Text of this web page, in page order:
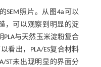
的SEM照片。从 图4a可以
，可以观察到明显的淀
与天然玉米淀粉复合
看出，PLA/ES复合材料
ST未出现明显的界面分